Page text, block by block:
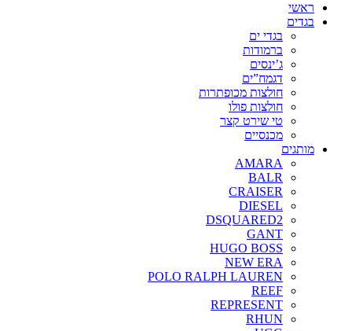
ראשי
בגדים
בגדי ים
ברמודות
ג’ינסים
דגמח”ים
חולצות מכופתרות
חולצות פולו
טי שירט קצר
מכנסיים
מותגים
AMARA
BALR
CRAISER
DIESEL
DSQUARED2
GANT
HUGO BOSS
NEW ERA
POLO RALPH LAUREN
REEF
REPRESENT
RHUN